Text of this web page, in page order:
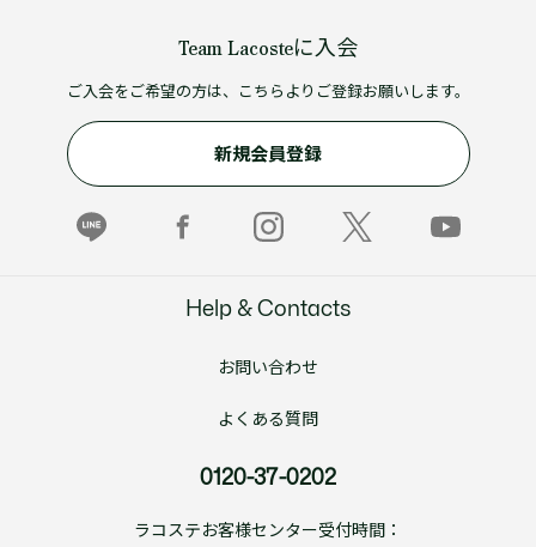
Team Lacosteに入会
ご入会をご希望の方は、こちらよりご登録お願いします。
新規会員登録
Help & Contacts
お問い合わせ
よくある質問
0120-37-0202
ラコステお客様センター受付時間：